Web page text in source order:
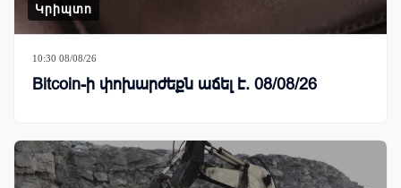
Կրիպտո
10:30 08/08/26
Bitcoin-ի փոխարժեքն աճել է. 08/08/26